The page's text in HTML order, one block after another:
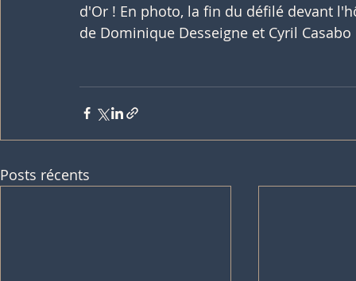
d'Or ! En photo, la fin du défilé devant
de Dominique Desseigne et Cyril
Posts récents